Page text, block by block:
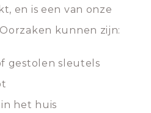
en is een van onze
kunnen zijn:
gestolen sleutels
het huis